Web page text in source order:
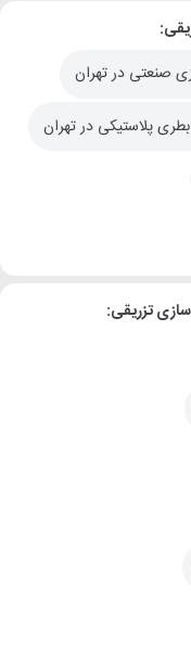
صنعتی در تهران
بطری پلاستیکی در تهران
تزریقی: